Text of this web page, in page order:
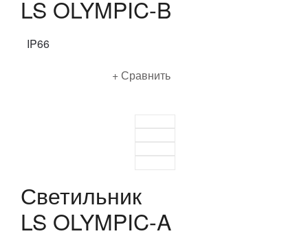
LS OLYMPIC-B
IP66
Сравнить
Светильник
LS OLYMPIC-A